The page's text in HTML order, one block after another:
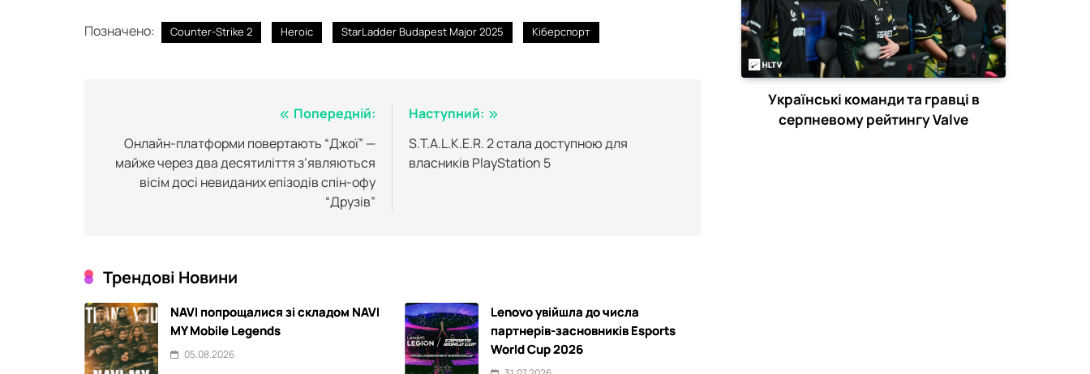
Позначено: Counter-Strike 2 Heroic StarLadder Budapest Major 2025 Кіберспорт
записів
Попередній:
Онлайн-платформи повертають “Джої” —
майже через два десятиліття з’являються
вісім досі невиданих епізодів спін-офу
“Друзів”
Наступний:
S.T.A.L.K.E.R. 2 стала доступною для
власників PlayStation 5
Трендові Новини
NAVI попрощалися зі складом NAVI
MY Mobile Legends
05.08.2026
Lenovo увійшла до числа
партнерів-засновників Esports
World Cup 2026
Українські команди та гравці в
серпневому рейтингу Valve